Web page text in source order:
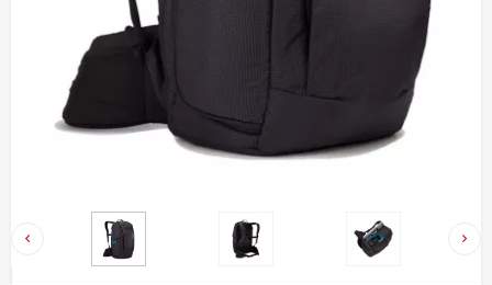
Добавляйте товары
в корзину
Оплачивайте сегодня только
% картой любого банка
Получайте товар
выбранный способом